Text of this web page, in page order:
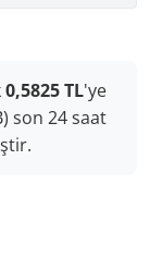
0,5825 TL'ye
son 24 saat